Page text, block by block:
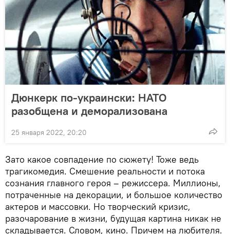
Дюнкерк по-украински: НАТО
разобщена и деморализована
25 января 2022, 20:20
Зато какое совпадение по сюжету! Тоже ведь
трагикомедия. Смешение реальности и потока
сознания главного героя – режиссера. Миллионы,
потраченные на декорации, и большое количество
актеров и массовки. Но творческий кризис,
разочарование в жизни, будущая картина никак не
складывается. Словом, кино. Причем на любителя.